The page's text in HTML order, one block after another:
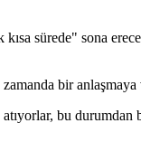
sürede" sona
bir anlaşmaya
bu